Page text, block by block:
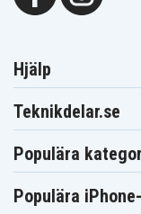
Hjälp
Teknikdelar.se
Populära
Populära